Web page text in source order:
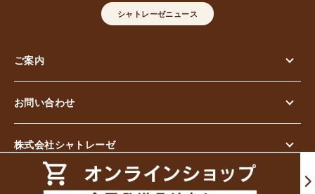
シャトレーゼニュース
ご案内
お問い合わせ
株式会社シャトレーゼ
© Chateraise Co.,Ltd. All Rights Reserved.